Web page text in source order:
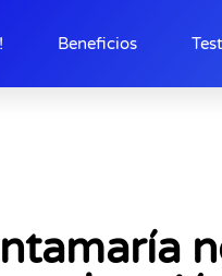
Beneficios